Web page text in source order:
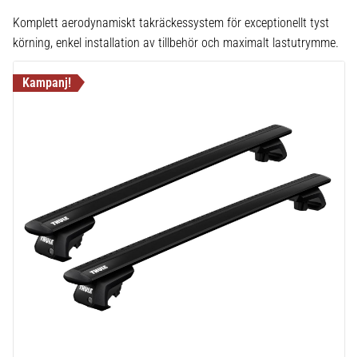
Komplett aerodynamiskt takräckessystem för exceptionellt tyst
körning, enkel installation av tillbehör och maximalt lastutrymme.